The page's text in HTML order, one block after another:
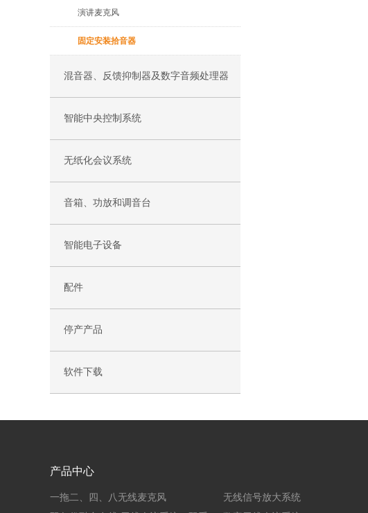
演讲麦克风
固定安装拾音器
混音器、反馈抑制器及数字音频处理器
智能中央控制系统
无纸化会议系统
音箱、功放和调音台
智能电子设备
配件
停产产品
软件下载
产品中心
一拖二、四、八无线麦克风
无线信号放大系统